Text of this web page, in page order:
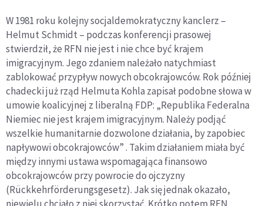
W 1981 roku kolejny socjaldemokratyczny kanclerz –
Helmut Schmidt – podczas konferencji prasowej
stwierdził, że RFN nie jest i nie chce być krajem
imigracyjnym. Jego zdaniem należało natychmiast
zablokować przypływ nowych obcokrajowców. Rok później
chadecki już rząd Helmuta Kohla zapisał podobne słowa w
umowie koalicyjnej z liberalną FDP: „Republika Federalna
Niemiec nie jest krajem imigracyjnym. Należy podjąć
wszelkie humanitarnie dozwolone działania, by zapobiec
napływowi obcokrajowców” . Takim działaniem miała być
między innymi ustawa wspomagająca finansowo
obcokrajowców przy powrocie do ojczyzny
(Rückkehrförderungsgesetz). Jak się jednak okazało,